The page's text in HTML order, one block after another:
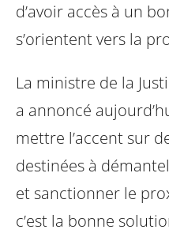
d’avoir accès à un
s’orientent vers la
La ministre de la
a annoncé
mettre l’accent sur
destinées à
et sanctionner le
c’est la bonne